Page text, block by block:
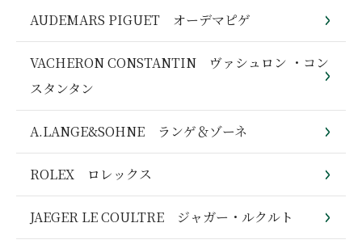
AUDEMARS PIGUET オーデマピゲ
VACHERON CONSTANTIN ヴァシュロン ・コン
スタンタン
A.LANGE&SOHNE ランゲ＆ゾーネ
ROLEX ロレックス
JAEGER LE COULTRE ジャガー・ルクルト